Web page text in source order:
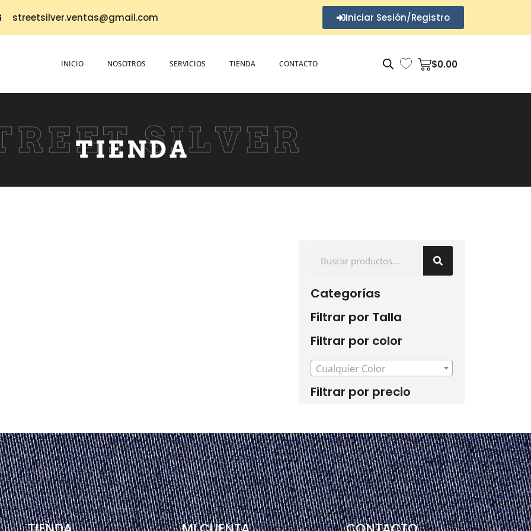
streetsilver.ventas@gmail.com Iniciar Sesión/Registro
INICIO NOSOTROS SERVICIOS TIENDA CONTACTO $0.00
SILVER
TIENDA
Categorías
Filtrar por Talla
Filtrar por color
Cualquier Color
Filtrar por precio